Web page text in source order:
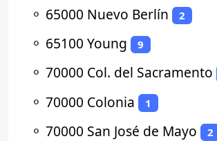
⚬ 65000 Nuevo Berlín 2
⚬ 65100 Young 9
⚬ 70000 Col. del Sacramento
⚬ 70000 Colonia 1
⚬ 70000 San José de Mayo 2